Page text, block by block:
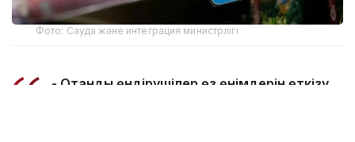
Фото: Сауда және интеграция министрлігі
- Отандық өндірушілер өз өнімдерін өткізу